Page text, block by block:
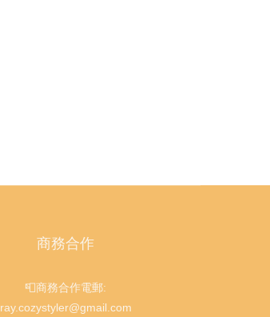
商務合作
📮商務合作電郵:
ray.cozystyler@gmail.com